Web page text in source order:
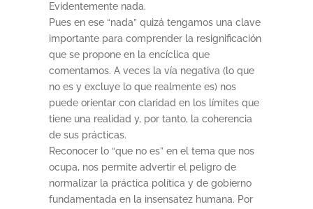
Evidentemente nada.
Pues en ese “nada” quizá tengamos una clave
importante para comprender la resignificación
que se propone en la encíclica que
comentamos. A veces la vía negativa (lo que
no es y excluye lo que realmente es) nos
puede orientar con claridad en los límites que
tiene una realidad y, por tanto, la coherencia
de sus prácticas.
Reconocer lo “que no es” en el tema que nos
ocupa, nos permite advertir el peligro de
normalizar la práctica política y de gobierno
fundamentada en la insensatez humana. Por